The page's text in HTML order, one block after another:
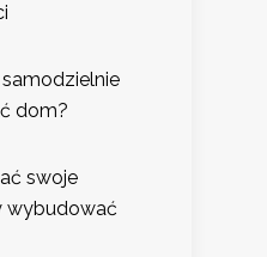
dom?
swoje
wybudować